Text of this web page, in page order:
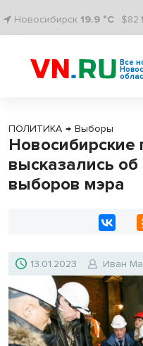
Новосибирск 19.9 °C
Все
ПОЛИТИКА → Выборы
Новосибирские
высказались
выборов мэра
13.01.2023 Иван